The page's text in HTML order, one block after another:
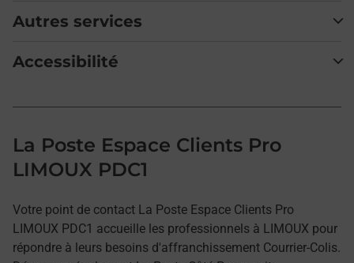
Autres services
Accessibilité
La Poste Espace Clients Pro
LIMOUX PDC1
Votre point de contact La Poste Espace Clients Pro
LIMOUX PDC1 accueille les professionnels à LIMOUX pour
répondre à leurs besoins d'affranchissement Courrier-Colis.